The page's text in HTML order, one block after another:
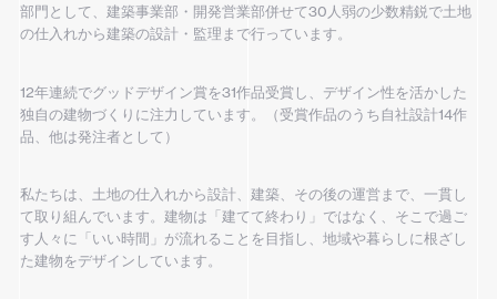
部門として、建築事業部・開発営業部併せて30人弱の少数精鋭で土地
の仕入れから建築の設計・監理まで行っています。
12年連続でグッドデザイン賞を31作品受賞し、デザイン性を活かした
独自の建物づくりに注力しています。（受賞作品のうち自社設計14作
品、他は発注者として）
私たちは、土地の仕入れから設計、建築、その後の運営まで、一貫し
て取り組んでいます。建物は「建てて終わり」ではなく、そこで過ご
す人々に「いい時間」が流れることを目指し、地域や暮らしに根ざし
た建物をデザインしています。